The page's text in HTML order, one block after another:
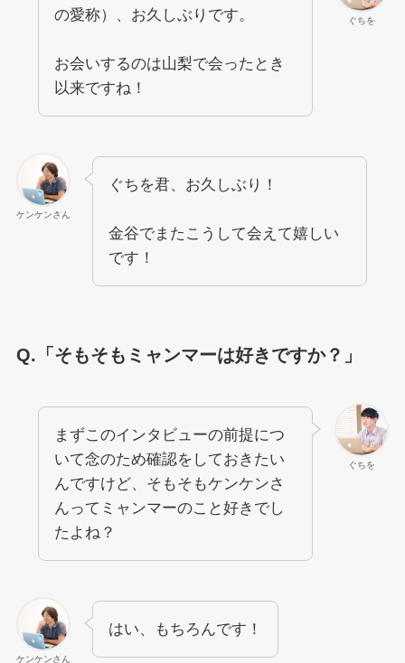
ぐちを
の愛称）、お久しぶりです。
お会いするのは山梨で会ったとき
以来ですね！
ケンケンさん
ぐちを君、お久しぶり！
金谷でまたこうして会えて嬉しい
です！
Q.「そもそもミャンマーは好きですか？」
ぐちを
まずこのインタビューの前提につ
いて念のため確認をしておきたい
んですけど、そもそもケンケンさ
んってミャンマーのこと好きでし
たよね？
ケンケンさん
はい、もちろんです！